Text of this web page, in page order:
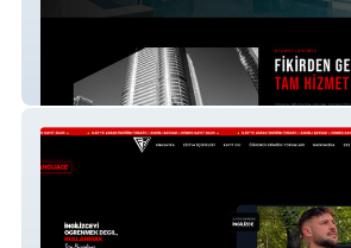
Ulusoy Mimarlık